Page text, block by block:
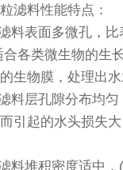
料性能特点：
表面多微孔，比
合各类微生物的生
生物膜，处理出水
层孔隙分布均匀
引起的水头损失
堆积密度适中，